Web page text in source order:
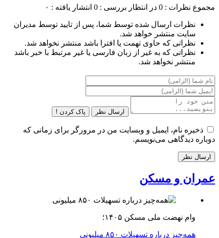
مجموع نظرات : 0 در انتظار بررسی : 0 انتشار یافته : ۰
نظرات ارسال شده توسط شما، پس از تایید توسط مدیران
سایت منتشر خواهد شد.
نظراتی که حاوی تهمت یا افترا باشد منتشر نخواهد شد.
نظراتی که به غیر از زبان فارسی یا غیر مرتبط با خبر باشد
منتشر نخواهد شد.
ارسال نظر پاک کردن !
ذخیره نام، ایمیل و وبسایت من در مرورگر برای زمانی که
دوباره دیدگاهی می‌نویسم.
عمران و مسکن
وام نهضت ملی مسکن ۱۴۰۵؛
همه‌چیز درباره تسهیلات ۸۵۰ میلیونی